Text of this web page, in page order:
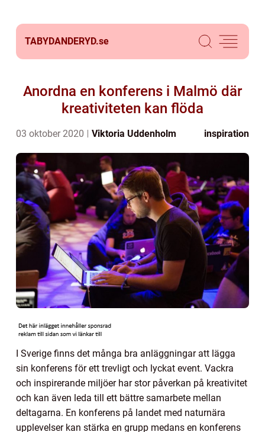
TABYDANDERYD.se
Anordna en konferens i Malmö där
kreativiteten kan flöda
03 oktober 2020 Viktoria Uddenholm inspiration
I Sverige finns det många bra anläggningar att lägga
sin konferens för ett trevligt och lyckat event. Vackra
och inspirerande miljöer har stor påverkan på kreativitet
och kan även leda till ett bättre samarbete mellan
deltagarna. En konferens på landet med naturnära
upplevelser kan stärka en grupp medans en konferens